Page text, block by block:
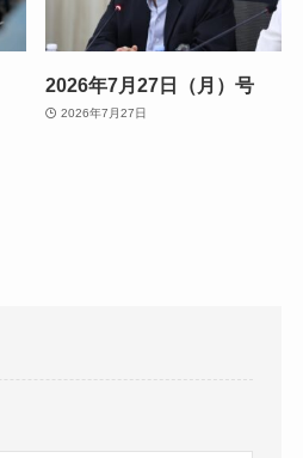
2026年7月27日（月）号
2026年7月27日